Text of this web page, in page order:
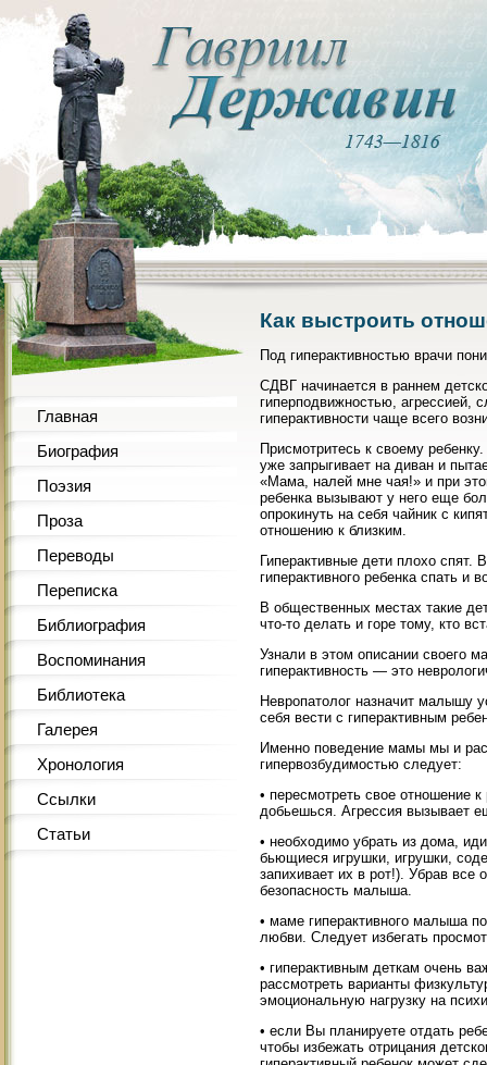
Главная
Биография
Поэзия
Проза
Переводы
Переписка
Библиография
Воспоминания
Библиотека
Галерея
Хронология
Ссылки
Статьи
Как выстроить
Под гиперактивностью врачи
СДВГ начинается в раннем
гиперподвижностью, агрессией,
гиперактивности чаще всего
Присмотритесь к своему
уже запрыгивает на диван и
«Мама, налей мне чая!» и при
ребенка вызывают у него еще
опрокинуть на себя чайник с
отношению к близким.
Гиперактивные дети плохо
гиперактивного ребенка спать и
В общественных местах такие
что-то делать и горе тому, кто
Узнали в этом описании своего
гиперактивность — это
Невропатолог назначит малышу
себя вести с гиперактивным
Именно поведение мамы мы и
гипервозбудимостью следует:
• пересмотреть свое отношение
добьешься. Агрессия вызывает
• необходимо убрать из дома,
бьющиеся игрушки, игрушки,
запихивает их в рот!). Убрав все
безопасность малыша.
• маме гиперактивного малыша
любви. Следует избегать
• гиперактивным деткам очень
рассмотреть варианты
эмоциональную нагрузку на
• если Вы планируете отдать
чтобы избежать отрицания